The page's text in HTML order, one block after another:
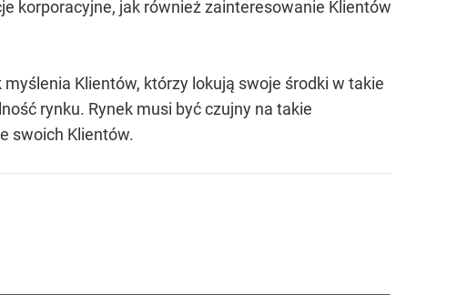
korporacyjne, jak również zainteresowanie Klientów
Klientów, którzy lokują swoje środki w takie
rynku. Rynek musi być czujny na takie
swoich Klientów.